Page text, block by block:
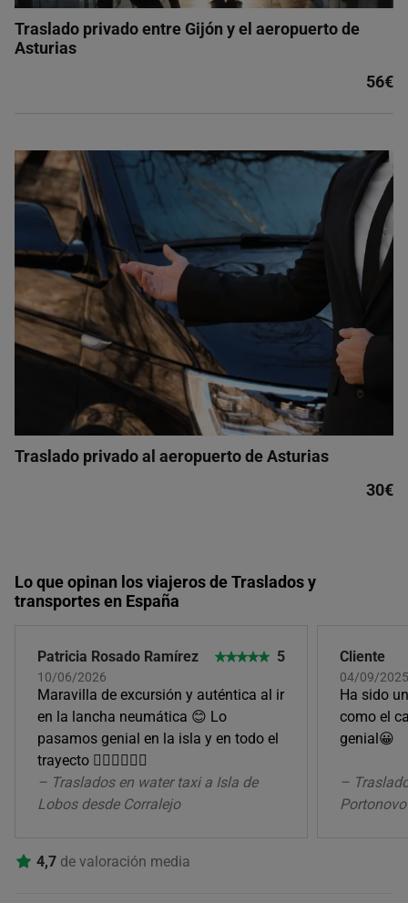
Traslado privado entre Gijón y el aeropuerto de
Asturias
56€
Traslado privado al aeropuerto de Asturias
30€
Lo que opinan los viajeros de Traslados y
transportes en España
Patricia Rosado Ramírez
10/06/2026
5
Maravilla de excursión y auténtica al ir
en la lancha neumática 😊 Lo
pasamos genial en la isla y en todo el
trayecto 👌🏽👌🏽👌🏽
– Traslados en water taxi a Isla de
Lobos desde Corralejo
Cliente
04/09/
Ha sido
como el
genial😀
–
Portonovo
4,7 de valoración media